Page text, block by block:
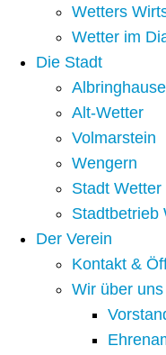
Wetters
Wetter im
Die Stadt
Alt-Wetter​
Volmarstein
Wengern
Stadt Wetter
Stadtbetrieb
Der Verein
Kontakt &
Wir über uns